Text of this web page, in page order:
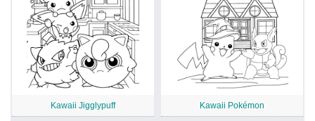
Kawaii Jigglypuff Kawaii Pokémon